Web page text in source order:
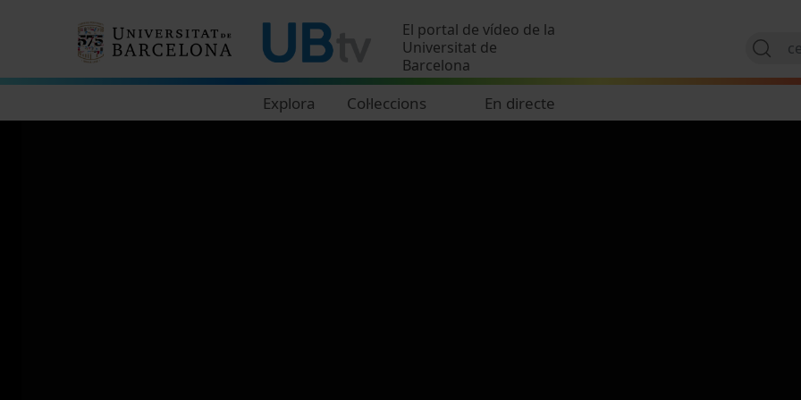
El portal de vídeo de la
Universitat de
Barcelona
Explora Col·leccions En directe